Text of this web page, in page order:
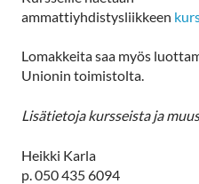
ammattiyhdistysliikkeen
Lomakkeita saa myös
Unionin toimistolta.
Lisätietoja kursseista ja
Heikki Karla
p. 050 435 6094